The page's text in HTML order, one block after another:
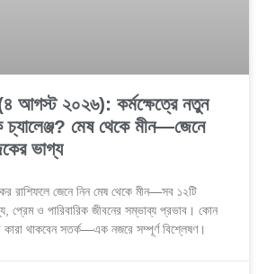
আগস্ট ২০২৬): কর্মক্ষেত্রে নতুন
চ্যালেঞ্জ? মেষ থেকে মীন—জেনে
ভাগ্য
জেনে নিন মেষ থেকে মীন—সব ১২টি
প্রেম ও পারিবারিক জীবনের সম্ভাব্য প্রভাব। কোন
থাকবেন সতর্ক—এক নজরে সম্পূর্ণ বিশ্লেষণ।